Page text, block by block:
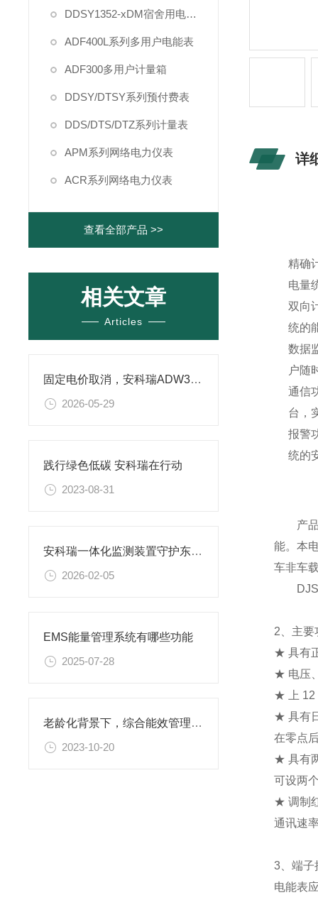
DDSY1352-xDM宿舍用电管理
ADF400L系列多用户电能表
ADF300多用户计量箱
DDSY/DTSY系列预付费表
DDS/DTS/DTZ系列计量表
APM系列网络电力仪表
ACR系列网络电力仪表
查看全部产品 >>
相关文章
Articles
固定电价取消，安科瑞ADW300A功能升级，“电能冻结”适配动态电价新场景
2026-05-29
践行绿色低碳 安科瑞在行动
2023-08-31
安科瑞一体化监测装置守护东方希望北海氧化铝项目电力安全
2026-02-05
EMS能量管理系统有哪些功能
2025-07-28
老龄化背景下，综合能效管理平台为医院保驾护航
2023-10-20
详
精确
电量
双向
统的
数据
户随
通信
台，
报警
统的
产品由
能。本
车非车
2、主要
★ 具有
★ 电压
★ 上 12
★ 具有
在零点
★ 具有
可设两
★ 调制
通讯速
3、端子
电能表